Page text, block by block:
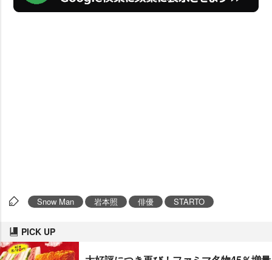
Snow Man 本照 俳優 STARTO
PICK UP